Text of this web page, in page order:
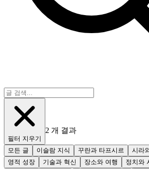
필터 지우기
2 개 결과
모든 글 이슬람 지식 꾸란과 타프시르
시라
영적 성장
기술과 혁신 장소와 여행
정치와